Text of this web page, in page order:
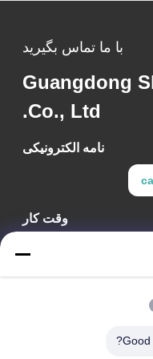
با ما تماس بگیرید
Guangdong
Co., Ltd.
نامه الکترونیکی
وقت کار
آدرس ما
فوشان، گوانگ‌دونگ، چین.
Good